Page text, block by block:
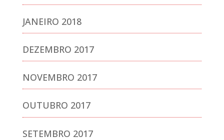
JANEIRO 2018
DEZEMBRO 2017
NOVEMBRO 2017
OUTUBRO 2017
SETEMBRO 2017